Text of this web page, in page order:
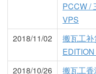
PCCW /
VPS
2018/11/02
搬瓦工
2018/10/26
搬瓦工